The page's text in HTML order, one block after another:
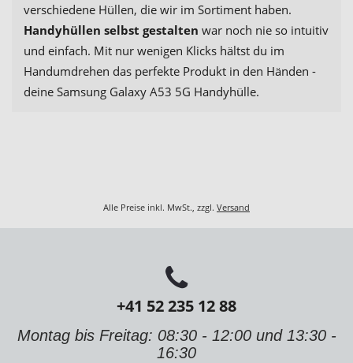
verschiedene Hüllen, die wir im Sortiment haben.
Handyhüllen selbst gestalten war noch nie so intuitiv
und einfach. Mit nur wenigen Klicks hältst du im
Handumdrehen das perfekte Produkt in den Händen -
deine Samsung Galaxy A53 5G Handyhülle.
Alle Preise inkl. MwSt., zzgl. Versand
+41 52 235 12 88
Montag bis Freitag: 08:30 - 12:00 und 13:30 -
16:30